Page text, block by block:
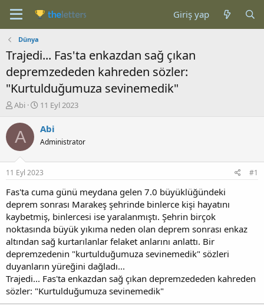
Giriş yap
Dünya
Trajedi... Fas'ta enkazdan sağ çıkan
depremzededen kahreden sözler:
"Kurtulduğumuza sevinemedik"
K
n
b
u
u
b
a
l
a
t
a
n
Abi
B
ş
a
g
ı
ç
a
r
i
h
i
11 Eyl 2023
A Abi
Administrator
11 Eyl 2023 #1
Fas'ta cuma günü meydana gelen 7.0 büyüklüğündeki
deprem sonrası Marakeş şehrinde binlerce kişi hayatını
kaybetmiş, binlercesi ise yaralanmıştı. Şehrin birçok
noktasında büyük yıkıma neden olan deprem sonrası enkaz
altından sağ kurtarılanlar felaket anlarını anlattı. Bir
depremzedenin "kurtulduğumuza sevinemedik" sözleri
duyanların yüreğini dağladı...
Trajedi... Fas'ta enkazdan sağ çıkan depremzededen kahreden
sözler: "Kurtulduğumuza sevinemedik"